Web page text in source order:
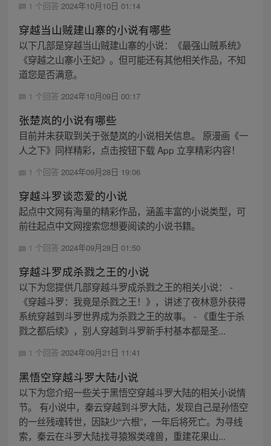
1 个回答 2024年10月10日 01:14
穿越当山贼建山寨的小说有哪些
以下几部是穿越当山贼建山寨的小说：《最强山贼系统》
《穿越之山寨小王妃》。但可能还有其他相关作品，不知
道您是否满意。
1 个回答 2024年10月09日 00:17
张楚岚的小说有哪些
目前并未获取到关于张楚岚的小说相关信息。 原漫画《一
人之下》同样精彩，点击按钮下载 App 立享精彩内容！
1 个回答 2024年09月28日 19:06
穿越斗罗谈恋爱的小说
起点中文网有海量的精彩作品，涵盖丰富的小说类型，可
前往起点中文网搜索您想要阅读的小说书籍。
1 个回答 2024年09月28日 01:50
穿越斗罗成杀戮之王的小说
以下为您提供几部穿越斗罗成杀戮之王的相关小说： -
《穿越斗罗：我竟是杀戮之王！》，讲述了夜林意外获得
系统穿越到斗罗世界成为杀戮之王的故事。 - 《重生于杀
戮之都后续》，别人穿越到斗罗新手村基本都是圣...
1 个回答 2024年09月21日 11:41
黑悟空穿越斗罗大陆小说
以下为您介绍一些关于黑悟空穿越斗罗大陆的相关小说情
节。 有小说中，秦云穿越到斗罗大陆，发现自己是孙悟空
的一丝残魂转世，因缺少“六根”，一年后将死亡。为寻线
索，秦云在斗罗大陆找寻猿猴类魂兽，重建花果山...